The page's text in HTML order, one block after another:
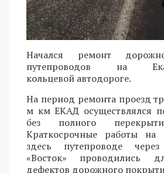
Начался ремонт
путепроводов на
кольцевой автодороге.
На период ремонта проезд
м км ЕКАД осуществлялся
без полного
Краткосрочные работы на
здесь путепроводе
«Восток» проводились
дефектов дорожного